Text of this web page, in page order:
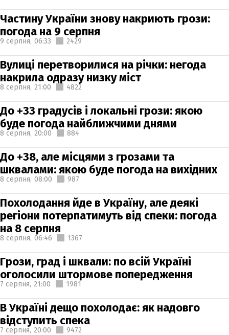
Частину України знову накриють грози:
погода на 9 серпня
9 серпня, 06:33 2429
Вулиці перетворилися на річки: негода
накрила одразу низку міст
8 серпня, 21:00 4822
До +33 градусів і локальні грози: якою
буде погода найближчими днями
8 серпня, 20:00 884
До +38, але місцями з грозами та
шквалами: якою буде погода на вихідних
8 серпня, 08:00 987
Похолодання йде в Україну, але деякі
регіони потерпатимуть від спеки: погода
на 8 серпня
8 серпня, 06:46 1367
Грози, град і шквали: по всій Україні
оголосили штормове попередження
7 серпня, 21:00 1981
В Україні дещо похолодає: як надовго
відступить спека
7 серпня, 20:00 9472